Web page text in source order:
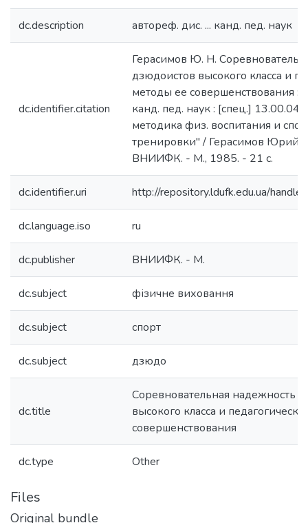
dc.description автореф. дис. ... канд. пед. наук
dc.identifier.citation
Герасимов Ю. Н.
дзюдоистов высокого класса и
методы ее совершенствования :
канд. пед. наук : [спец.] 13.00.04
методика физ. воспитания и
тренировки" / Герасимов Юрий
ВНИИФК. - М., 1985. - 21 с.
dc.identifier.uri http://repository.ldufk.edu.ua/
dc.language.iso ru
dc.publisher ВНИИФК. - М.
dc.subject фізичне виховання
dc.subject спорт
dc.subject дзюдо
dc.title
Соревновательная надежность
высокого класса и
совершенствования
dc.type Other
Files
Original bundle